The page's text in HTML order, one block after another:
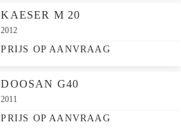
KAESER M 20
2012
PRIJS OP AANVRAAG
DOOSAN G40
2011
PRIJS OP AANVRAAG